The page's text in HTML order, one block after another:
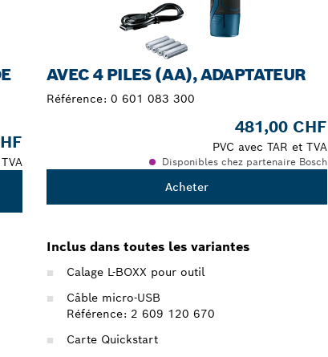
AVEC 4 PILES (AA), ADAPTATEUR
Référence: 0 601 083 300
481,00 CHF
PVC avec TAR et TVA
Disponibles chez partenaire Bosch
Acheter
Inclus dans toutes les variantes
Calage L-BOXX pour outil
Câble micro-USB
Référence: 2 609 120 670
Carte Quickstart